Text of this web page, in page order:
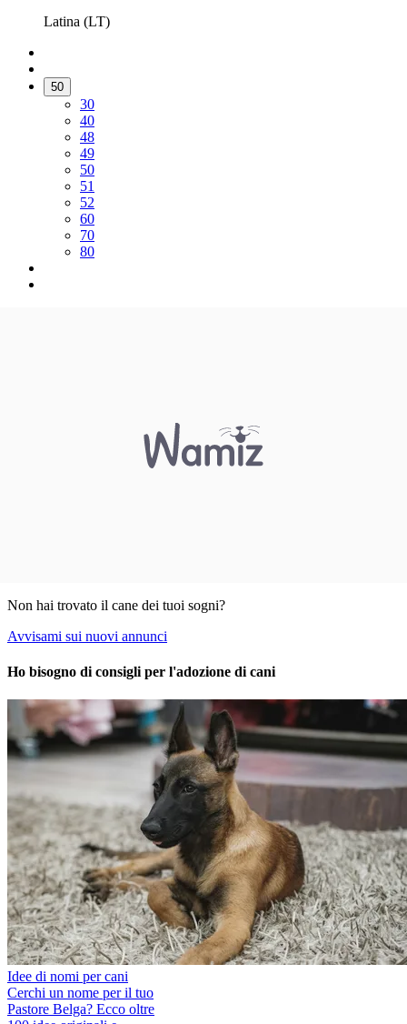
Latina (LT)
50
30
40
48
49
50
51
52
60
70
80
Non hai trovato il cane dei tuoi sogni?
Avvisami sui nuovi annunci
Ho bisogno di consigli per l'adozione di cani
Idee di nomi per cani
Cerchi un nome per il tuo
Pastore Belga? Ecco oltre